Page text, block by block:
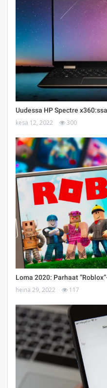
Uudessa HP Spectre
kesä 12, 2022 300
Loma 2020: Parhaat
heinä 29, 2022 117